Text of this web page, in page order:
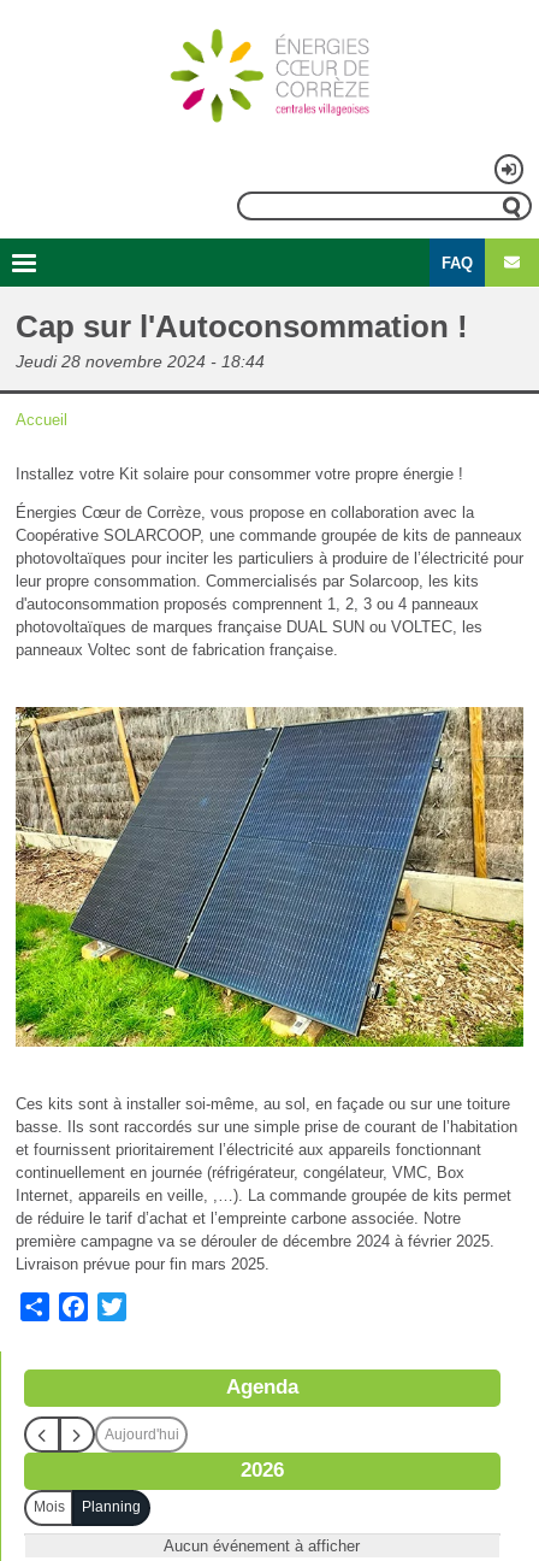
Rechercher
compte
de
l'utilisateur
Navigation
principale
menu
FAQ
Cap sur l'Autoconsommation !
Jeudi 28 novembre 2024 - 18:44
d'Ariane
Accueil
​Installez votre Kit solaire pour consommer votre propre énergie !
Énergies Cœur de Corrèze, vous propose en collaboration avec la
Coopérative SOLARCOOP, une commande groupée de kits de panneaux
photovoltaïques pour inciter les particuliers à produire de l’électricité pour
leur propre consommation. Commercialisés par Solarcoop, les kits
d'autoconsommation proposés comprennent 1, 2, 3 ou 4 panneaux
photovoltaïques de marques française DUAL SUN ou VOLTEC, les
panneaux Voltec sont de fabrication française.
Ces kits sont à installer soi-même, au sol, en façade ou sur une toiture
basse. Ils sont raccordés sur une simple prise de courant de l’habitation
et fournissent prioritairement l’électricité aux appareils fonctionnant
continuellement en journée (réfrigérateur, congélateur, VMC, Box
Internet, appareils en veille, ,…). La commande groupée de kits permet
de réduire le tarif d’achat et l’empreinte carbone associée. Notre
première campagne va se dérouler de décembre 2024 à février 2025.
Livraison prévue pour fin mars 2025.
e
b
o
k
t
e
Agenda
Aujourd'hui
2026
Mois Planning
Aucun événement à afficher